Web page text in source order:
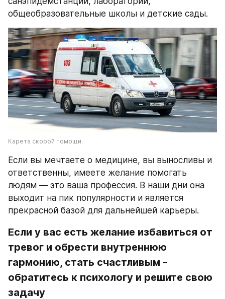
общеобразовательные школы и детские сады.
Карета скорой помощи.
Если вы мечтаете о медицине, вы выносливы и
ответственны, имеете желание помогать
людям — это ваша профессия. В наши дни она
выходит на пик популярности и является
прекрасной базой для дальнейшей карьеры.
Если у вас есть желание избавиться от
тревог и обрести внутреннюю
гармонию, стать счастливым -
обратитесь к психологу и решите свою
задачу